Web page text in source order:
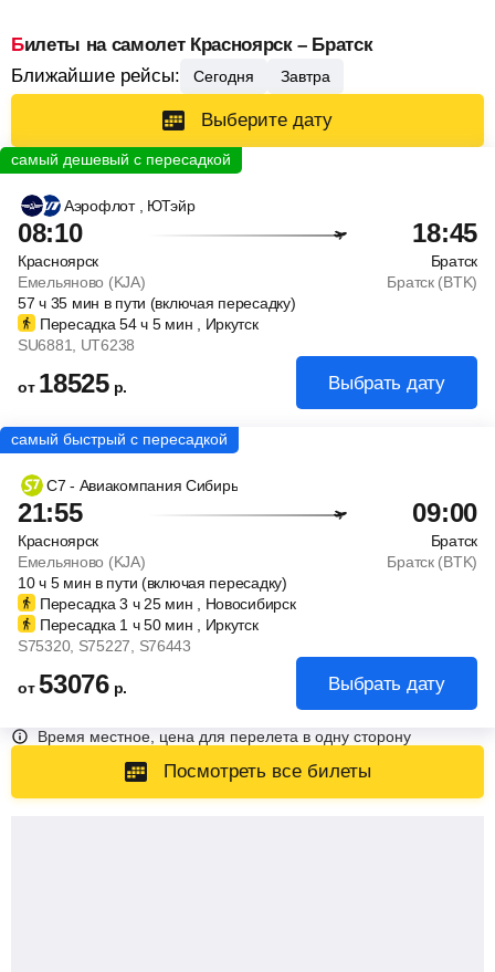
Билеты на самолет Красноярск – Братск
Ближайшие рейсы:
Сегодня Завтра
Выберите дату
Аэрофлот , ЮТэйр
08:10 18:45
Красноярск
Братск
Емельяново (KJA)
Братск (BTK)
57ч35 мин в пути (включая пересадку)
Пересадка 54ч 5 мин , Иркутск
SU6881
, UT6238
от 18525 р. Выбрать дату
С7 - Авиакомпания Сибирь
21:55 09:00
Красноярск
Братск
Емельяново (KJA)
Братск (BTK)
10ч5 мин в пути (включая пересадку)
Пересадка 3 ч25 мин , Новосибирск
Пересадка 1 ч50 мин , Иркутск
S75320, S75227 , S76443
от53076 р. Выбрать дату
Время местное, цена для перелета в одну сторону
Посмотреть все билеты